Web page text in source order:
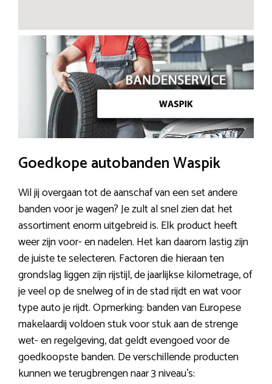
Goedkope autobanden Waspik
Wil jij overgaan tot de aanschaf van een set andere
banden voor je wagen? Je zult al snel zien dat het
assortiment enorm uitgebreid is. Elk product heeft
weer zijn voor- en nadelen. Het kan daarom lastig zijn
de juiste te selecteren. Factoren die hieraan ten
grondslag liggen zijn rijstijl, de jaarlijkse kilometrage, of
je veel op de snelweg of in de stad rijdt en wat voor
type auto je rijdt. Opmerking: banden van Europese
makelaardij voldoen stuk voor stuk aan de strenge
wet- en regelgeving, dat geldt evengoed voor de
goedkoopste banden. De verschillende producten
kunnen we terugbrengen naar 3 niveau’s: